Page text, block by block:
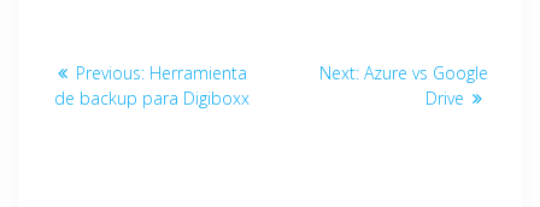
Previous: Herramienta
de backup para Digiboxx
Next: Azure vs Google
Drive